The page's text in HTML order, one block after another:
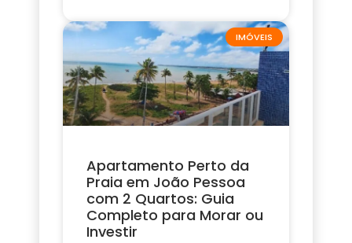
IMÓVEIS
Apartamento Perto da
Praia em João Pessoa
com 2 Quartos: Guia
Completo para Morar ou
Investir